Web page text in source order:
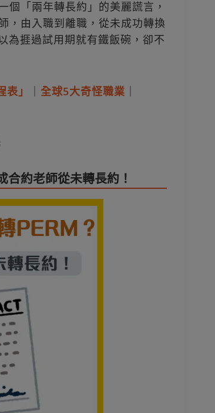
個「兩年轉長約」的美麗謊言，
由入職到離職，從未成功轉換
捱過試用期就有鐵飯碗，卻不
」 全球5大奇怪職業
約老師從未轉長約！